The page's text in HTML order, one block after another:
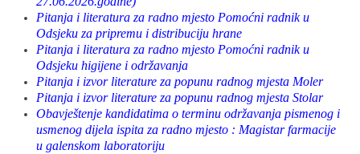
Pitanja i literatura za radno mjesto Pomoćni radnik u
Odsjeku za pripremu i distribuciju hrane
Pitanja i literatura za radno mjesto Pomoćni radnik u
Odsjeku higijene i održavanja
Pitanja i izvor literature za popunu radnog mjesta Moler
Pitanja i izvor literature za popunu radnog mjesta Stolar
Obavještenje kandidatima o terminu održavanja pismenog i
usmenog dijela ispita za radno mjesto : Magistar farmacije
u galenskom laboratoriju